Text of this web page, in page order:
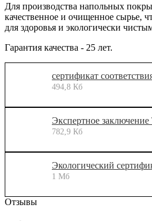
Для производства напольных
качественное и очищенное сырье,
для здоровья и экологически
Гарантия качества - 25 лет.
сертификат
494,8 Кб
Экспертное заключение
782,9 Кб
Экологический
1 Мб
Отзывы